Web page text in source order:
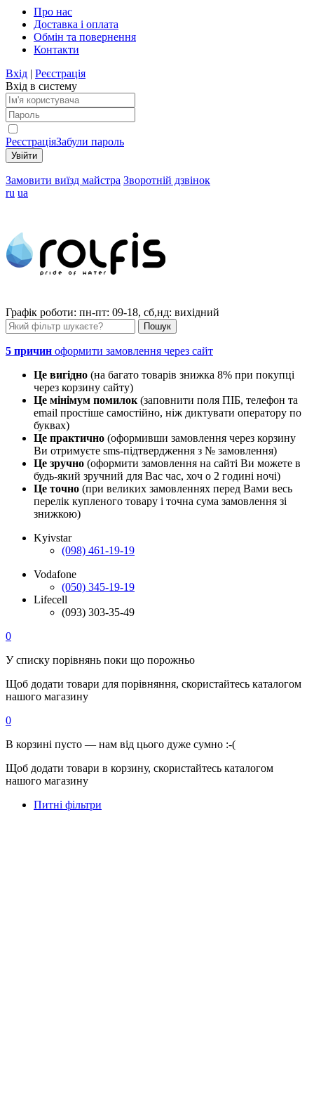
Про нас
Доставка і оплата
Обмін та повернення
Контакти
Вхід | Реєстрація
Вхід в систему
РеєстраціяЗабули пароль
Замовити виїзд майстра Зворотній дзвінок
ru ua
Графік роботи: пн-пт: 09-18, сб,нд: вихідний
5 причин оформити замовлення через сайт
Це вигідно (на багато товарів знижка 8% при покупці
через корзину сайту)
Це мінімум помилок (заповнити поля ПІБ, телефон та
email простіше самостійно, ніж диктувати оператору по
буквах)
Це практично (оформивши замовлення через корзину
Ви отримуєте sms-підтвердження з № замовлення)
Це зручно (оформити замовлення на сайті Ви можете в
будь-який зручний для Вас час, хоч о 2 годині ночі)
Це точно (при великих замовленнях перед Вами весь
перелік купленого товару і точна сума замовлення зі
знижкою)
Kyivstar
(098) 461-19-19
Vodafone
(050) 345-19-19
Lifecell
(093) 303-35-49
0
У списку порівнянь поки що порожньо
Щоб додати товари для порівняння, скористайтесь каталогом
нашого магазину
0
В корзині пусто — нам від цього дуже сумно :-(
Щоб додати товари в корзину, скористайтесь каталогом
нашого магазину
Питні фільтри